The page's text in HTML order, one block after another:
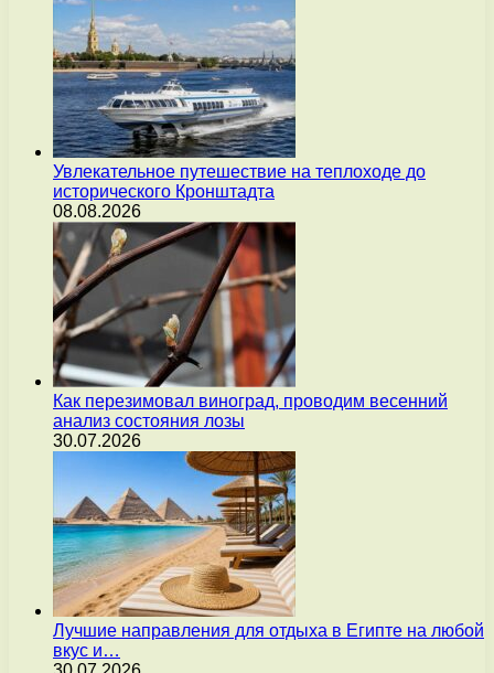
Увлекательное путешествие на теплоходе до
исторического Кронштадта
08.08.2026
Как перезимовал виноград, проводим весенний
анализ состояния лозы
30.07.2026
Лучшие направления для отдыха в Египте на любой
вкус и…